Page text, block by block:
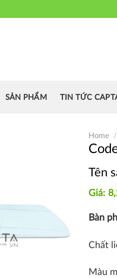
SẢN PHẨM TIN TỨC
Home /
Tên
Bàn
Chất
Màu